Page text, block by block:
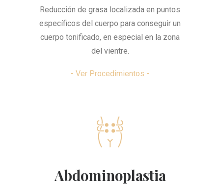
Reducción de grasa localizada en puntos
específicos del cuerpo para conseguir un
cuerpo tonificado, en especial en la zona
del vientre.
- Ver Procedimientos -
Abdominoplastia